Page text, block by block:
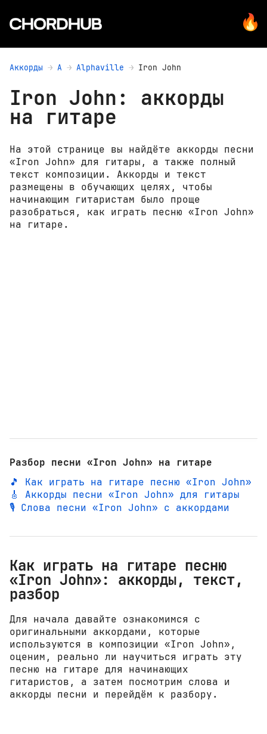
Аккорды A Alphaville Iron John
Iron John: аккорды
на гитаре
На этой странице вы найдёте аккорды песни
«Iron John» для гитары, а также полный
текст композиции. Аккорды и текст
размещены в обучающих целях, чтобы
начинающим гитаристам было проще
разобраться, как играть песню «Iron John»
на гитаре.
Разбор песни «Iron John» на гитаре
🎵 Как играть на гитаре песню «Iron John»
🎸 Аккорды песни «Iron John» для гитары
🎙️ Слова песни «Iron John» с аккордами
Как играть на гитаре песню
«Iron John»: аккорды, текст,
разбор
Для начала давайте ознакомимся с
оригинальными аккордами, которые
используются в композиции «Iron John»,
оценим, реально ли научиться играть эту
песню на гитаре для начинающих
гитаристов, а затем посмотрим слова и
аккорды песни и перейдём к разбору.